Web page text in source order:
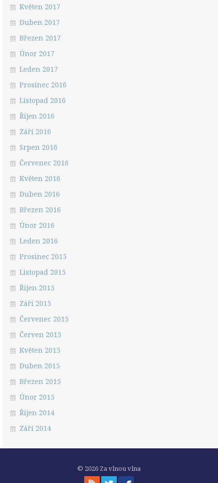
Květen 2017
Duben 2017
Březen 2017
Únor 2017
Leden 2017
Prosinec 2016
Listopad 2016
Říjen 2016
Září 2016
Srpen 2016
Červenec 2016
Květen 2016
Duben 2016
Březen 2016
Únor 2016
Leden 2016
Prosinec 2015
Listopad 2015
Říjen 2015
Září 2015
Červenec 2015
Červen 2015
Květen 2015
Duben 2015
Březen 2015
Únor 2015
Říjen 2014
Září 2014
© 2026 Za vlnou vlna